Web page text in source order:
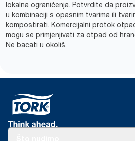
lokalna ograničenja. Potvrdite da
u kombinaciji s opasnim tvarima ili
kompostirati. Komercijalni protok
mogu se primjenjivati za otpad od
Ne bacati u okoliš.